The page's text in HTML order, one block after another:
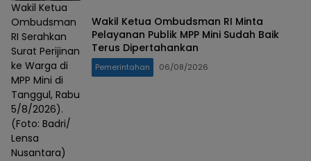
Wakil Ketua
Ombudsman
RI Serahkan
Surat Perijinan
ke Warga di
MPP Mini di
Tanggul, Rabu
5/8/2026).
(Foto: Badri/
Lensa
Nusantara)
Wakil Ketua Ombudsman RI Minta
Pelayanan Publik MPP Mini Sudah Baik
Terus Dipertahankan
Pemerintahan 06/08/2026